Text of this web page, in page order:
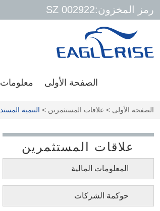
رمز المخزون:SZ 002922
الصفحة الأولى معلومات
الصفحة الأولى > علاقات المستثمرين > التنمية
علاقات المستثمرين
المعلومات المالية
​حوكمة الشركات